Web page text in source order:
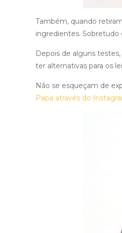
Também, quando
ingredientes. Sobretudo
Depois de alguns
ter alternativas para os
Não se esqueçam de
Papa através do